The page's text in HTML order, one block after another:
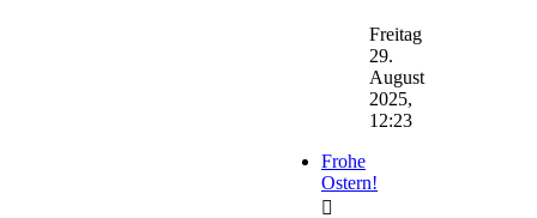
Beitrag
Freitag
29.
August
2025,
12:23
Frohe
Ostern!